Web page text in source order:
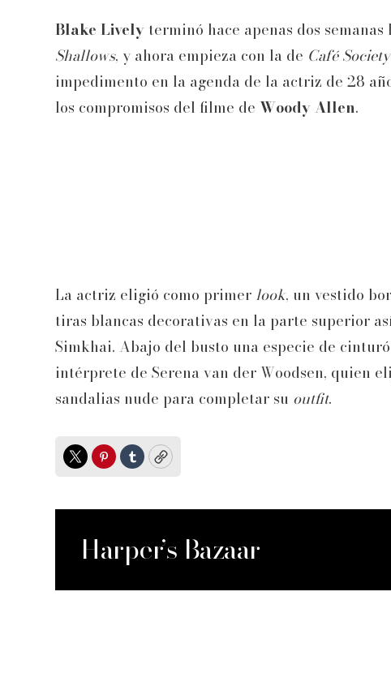
Blake Lively terminó hace apenas dos
Shallows, y ahora empieza con la de Café Society
impedimento en la agenda de la actriz de 28
los compromisos del filme de Woody Allen.
La actriz eligió como primer look, un vestido
tiras blancas decorativas en la parte superior
Simkhai. Abajo del busto una especie de
intérprete de Serena van der Woodsen, quien
sandalias nude para completar su outfit.
TwitterPinterest
TumblrCopy
Harper’s Bazaar